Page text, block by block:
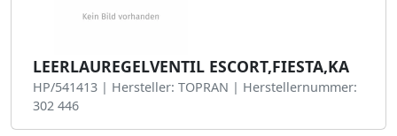
LEERLAUREGELVENTIL ESCORT,FIESTA,KA
HP/541413 | Hersteller: TOPRAN | Herstellernummer:
302 446